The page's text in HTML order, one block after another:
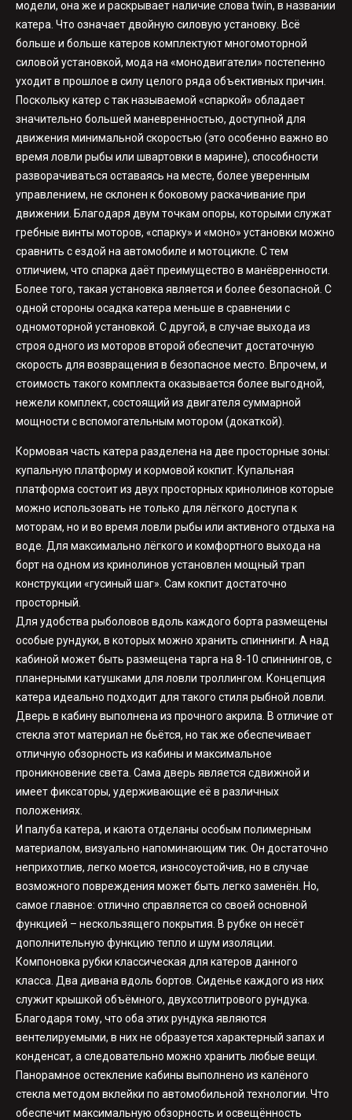
модели, она же и раскрывает наличие слова twin, в названии
катера. Что означает двойную силовую установку. Всё
больше и больше катеров комплектуют многомоторной
силовой установкой, мода на «монодвигатели» постепенно
уходит в прошлое в силу целого ряда объективных причин.
Поскольку катер с так называемой «спаркой» обладает
значительно большей маневренностью, доступной для
движения минимальной скоростью (это особенно важно во
время ловли рыбы или швартовки в марине), способности
разворачиваться оставаясь на месте, более уверенным
управлением, не склонен к боковому раскачивание при
движении. Благодаря двум точкам опоры, которыми служат
гребные винты моторов, «спарку» и «моно» установки можно
сравнить с ездой на автомобиле и мотоцикле. С тем
отличием, что спарка даёт преимущество в манёвренности.
Более того, такая установка является и более безопасной. С
одной стороны осадка катера меньше в сравнении с
одномоторной установкой. С другой, в случае выхода из
строя одного из моторов второй обеспечит достаточную
скорость для возвращения в безопасное место. Впрочем, и
стоимость такого комплекта оказывается более выгодной,
нежели комплект, состоящий из двигателя суммарной
мощности с вспомогательным мотором (докаткой).
Кормовая часть катера разделена на две просторные зоны:
купальную платформу и кормовой кокпит. Купальная
платформа состоит из двух просторных кринолинов которые
можно использовать не только для лёгкого доступа к
моторам, но и во время ловли рыбы или активного отдыха на
воде. Для максимально лёгкого и комфортного выхода на
борт на одном из кринолинов установлен мощный трап
конструкции «гусиный шаг». Сам кокпит достаточно
просторный.
Для удобства рыболовов вдоль каждого борта размещены
особые рундуки, в которых можно хранить спиннинги. А над
кабиной может быть размещена тарга на 8-10 спиннингов, с
планерными катушками для ловли троллингом. Концепция
катера идеально подходит для такого стиля рыбной ловли.
Дверь в кабину выполнена из прочного акрила. В отличие от
стекла этот материал не бьётся, но так же обеспечивает
отличную обзорность из кабины и максимальное
проникновение света. Сама дверь является сдвижной и
имеет фиксаторы, удерживающие её в различных
положениях.
И палуба катера, и каюта отделаны особым полимерным
материалом, визуально напоминающим тик. Он достаточно
неприхотлив, легко моется, износоустойчив, но в случае
возможного повреждения может быть легко заменён. Но,
самое главное: отлично справляется со своей основной
функцией – нескользящего покрытия. В рубке он несёт
дополнительную функцию тепло и шум изоляции.
Компоновка рубки классическая для катеров данного
класса. Два дивана вдоль бортов. Сиденье каждого из них
служит крышкой объёмного, двухсотлитрового рундука.
Благодаря тому, что оба этих рундука являются
вентелируемыми, в них не образуется характерный запах и
конденсат, а следовательно можно хранить любые вещи.
Панорамное остекление кабины выполнено из калёного
стекла методом вклейки по автомобильной технологии. Что
обеспечит максимальную обзорность и освещённость